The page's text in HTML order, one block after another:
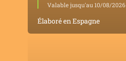
Valable jusqu'au 10/08/2026
Élaboré en Espagne